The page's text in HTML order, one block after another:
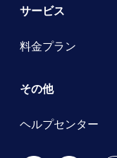
サービス
料金プラン
その他
ヘルプセンター